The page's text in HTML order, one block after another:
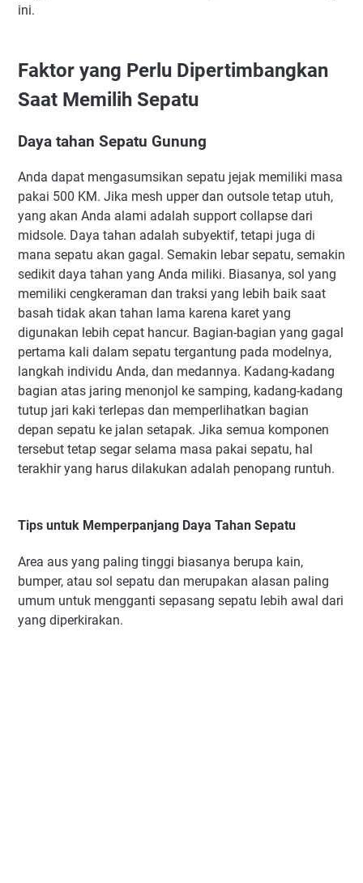
ini.
Faktor yang Perlu Dipertimbangkan
Saat Memilih Sepatu
Daya tahan Sepatu Gunung
Anda dapat mengasumsikan sepatu jejak memiliki masa
pakai 500 KM. Jika mesh upper dan outsole tetap utuh,
yang akan Anda alami adalah support collapse dari
midsole. Daya tahan adalah subyektif, tetapi juga di
mana sepatu akan gagal. Semakin lebar sepatu, semakin
sedikit daya tahan yang Anda miliki. Biasanya, sol yang
memiliki cengkeraman dan traksi yang lebih baik saat
basah tidak akan tahan lama karena karet yang
digunakan lebih cepat hancur. Bagian-bagian yang gagal
pertama kali dalam sepatu tergantung pada modelnya,
langkah individu Anda, dan medannya. Kadang-kadang
bagian atas jaring menonjol ke samping, kadang-kadang
tutup jari kaki terlepas dan memperlihatkan bagian
depan sepatu ke jalan setapak. Jika semua komponen
tersebut tetap segar selama masa pakai sepatu, hal
terakhir yang harus dilakukan adalah penopang runtuh.
Tips untuk Memperpanjang Daya Tahan Sepatu
Area aus yang paling tinggi biasanya berupa kain,
bumper, atau sol sepatu dan merupakan alasan paling
umum untuk mengganti sepasang sepatu lebih awal dari
yang diperkirakan.